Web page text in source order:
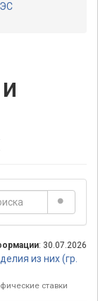
: 30.07.2026
из них (гр.
ставки